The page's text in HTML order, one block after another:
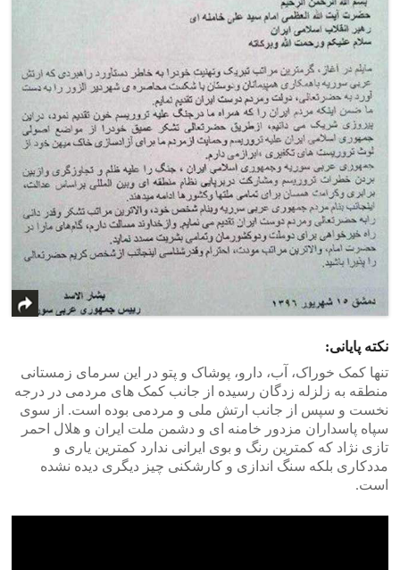
نکته پایانی:
تنها کمک خوراک، آب، دارو، پوشاک و پتو در این سرمای زمستانی
منطقه به زلزله زدگان رسیده از جانب کمک های مردمی در درجه
نخست و سپس از جانب ارتش ملی و مردمی بوده است. از سوی
سپاه پاسداران مزدور خامنه ای و دشمن ملت ایران و هلال احمر
تازی نژاد که کمترین رنگ و بوی ایرانی ندارد کمترین یاری و
مددکاری بلکه سنگ اندازی و کارشکنی چیز دیگری دیده نشده
است.